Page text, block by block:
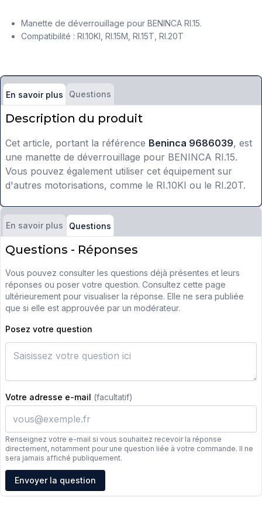
Manette de déverrouillage pour BENINCA RI.15.
Compatibilité : RI.10KI, RI.15M, RI.15T, RI.20T
En savoir plus Questions
Description du produit
Cet article, portant la référence Beninca 9686039, est
une manette de déverrouillage pour BENINCA RI.15.
Vous pouvez également utiliser cet équipement sur
d'autres motorisations, comme le RI.10KI ou le RI.20T.
En savoir plus Questions
Questions - Réponses
Vous pouvez consulter les questions déjà présentes et leurs
réponses ou poser votre question. Consultez cette page
ultérieurement pour visualiser la réponse. Elle ne sera publiée
que si elle est approuvée par un modérateur.
Posez votre question
Votre adresse e-mail (facultatif)
Renseignez votre e-mail si vous souhaitez recevoir la réponse
directement, notamment pour une question liée à votre commande. Il ne
sera jamais affiché publiquement.
Adresse e-mail
Envoyer la question